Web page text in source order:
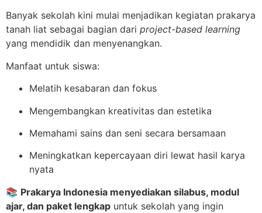
Banyak sekolah kini mulai menjadikan kegiatan prakarya
tanah liat sebagai bagian dari project-based learning
yang mendidik dan menyenangkan.
Manfaat untuk siswa:
Melatih kesabaran dan fokus
Mengembangkan kreativitas dan estetika
Memahami sains dan seni secara bersamaan
Meningkatkan kepercayaan diri lewat hasil karya
nyata
📚 Prakarya Indonesia menyediakan silabus, modul
ajar, dan paket lengkap untuk sekolah yang ingin